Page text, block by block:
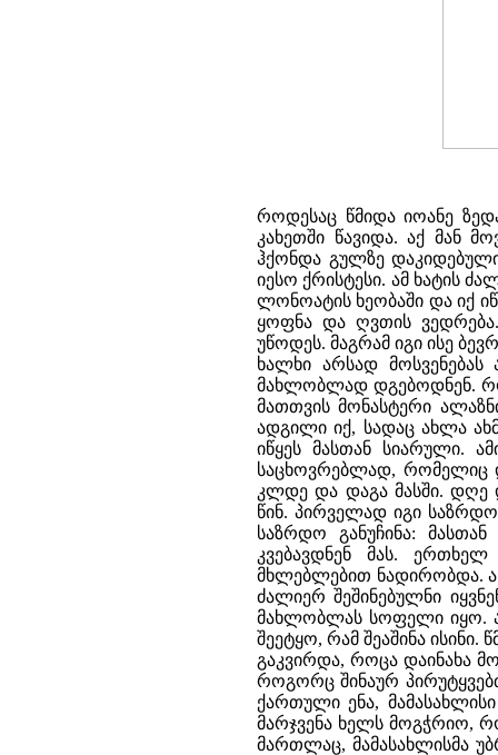
როდესაც წმიდა იოანე
კახეთში წავიდა. აქ მან
ჰქონდა გულზე
იესო ქრისტესი. ამ ხატის
ლონოატის ხეობაში და იქ
ყოფნა და ღვთის
უწოდეს. მაგრამ იგი ისე
ხალხი არსად
მახლობლად დგებოდნენ.
მათთვის მონასტერი
ადგილი იქ, სადაც ახლა
იწყეს მასთან სიარული.
საცხოვრებლად, რომელიც
კლდე და დაგა მასში. დღე
წინ. პირველად იგი
საზრდო განუჩინა:
კვებავდნენ მას.
მხლებლებით ნადირობდა.
ძალიერ შეშინებულნი
მახლობლას სოფელი იყო.
შეეტყო, რამ შეაშინა
გაკვირდა, როცა დაინახა
როგორც შინაურ
ქართული ენა,
მარჯვენა ხელს მოგჭრიო,
მართლაც, მამასახლისმა